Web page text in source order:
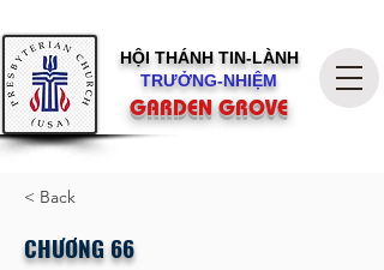
HỘI THÁNH TIN-LÀNH
TRƯỞNG-NHIỆM
GARDEN GROVE
< Back
CHƯƠNG 66